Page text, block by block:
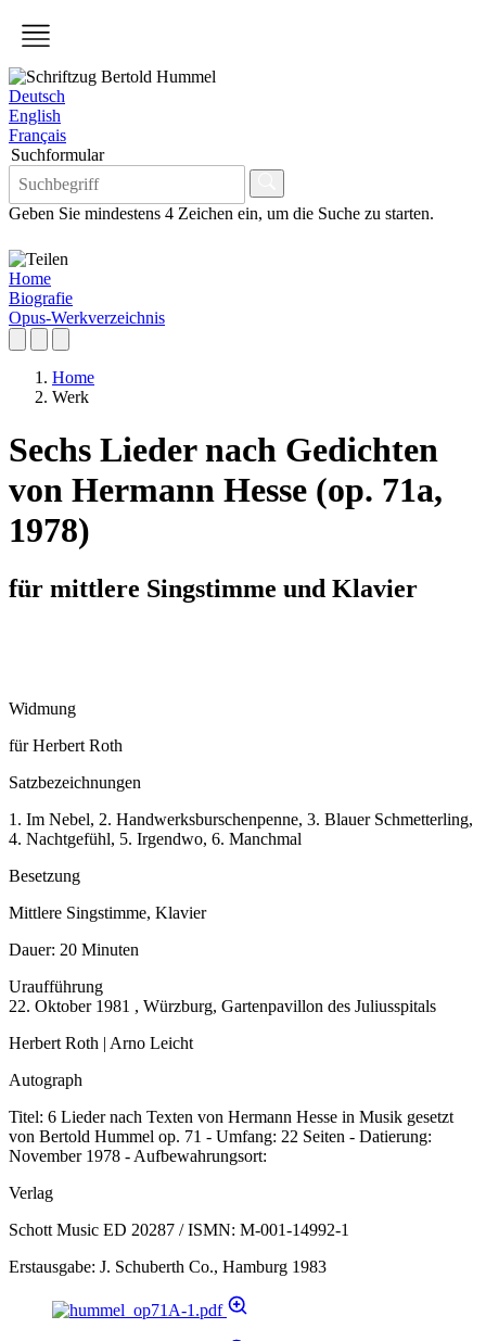
Deutsch
English
Français
Suchformular
Geben Sie mindestens 4 Zeichen ein, um die Suche zu starten.
Home
Biografie
Opus-Werkverzeichnis
Home
Werk
Sechs Lieder nach Gedichten
von Hermann Hesse (op. 71a,
1978)
für mittlere Singstimme und Klavier
Widmung
für Herbert Roth
Satzbezeichnungen
1. Im Nebel, 2. Handwerksburschenpenne, 3. Blauer Schmetterling,
4. Nachtgefühl, 5. Irgendwo, 6. Manchmal
Besetzung
Mittlere Singstimme, Klavier
Dauer: 20 Minuten
Uraufführung
22. Oktober 1981 , Würzburg, Gartenpavillon des Juliusspitals
Herbert Roth | Arno Leicht
Autograph
Titel: 6 Lieder nach Texten von Hermann Hesse in Musik gesetzt
von Bertold Hummel op. 71 - Umfang: 22 Seiten - Datierung:
November 1978 - Aufbewahrungsort:
Verlag
Schott Music ED 20287 / ISMN: M-001-14992-1
Erstausgabe: J. Schuberth Co., Hamburg 1983